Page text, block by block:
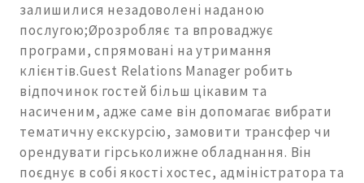
залишилися незадоволені наданою
послугою;Øрозробляє та впроваджує
програми, спрямовані на утримання
клієнтів.Guest Relations Manager робить
відпочинок гостей більш цікавим та
насиченим, адже саме він допомагає вибрати
тематичну екскурсію, замовити трансфер чи
орендувати гірськолижне обладнання. Він
поєднує в собі якості хостес, адміністратора та